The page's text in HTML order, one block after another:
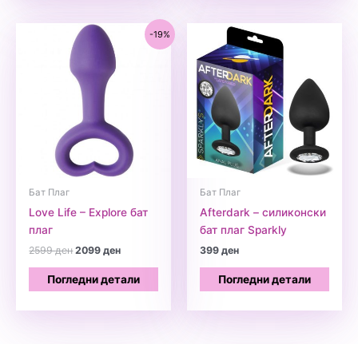
-19%
Бат Плаг
Love Life – Explore бат
плаг
2599денOriginal
was:
2599 ден.
2099денCurrent
is:
Погледни детали
Бат Плаг
Afterdark – силиконски
бат плаг Sparkly
399ден
Погледни детали